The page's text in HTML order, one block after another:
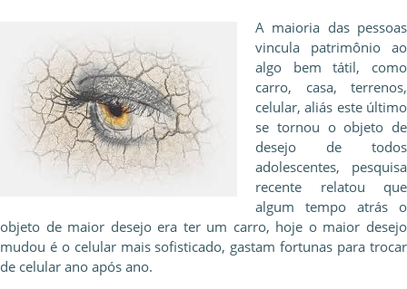
A maioria das pessoas
vincula patrimônio ao
algo bem tátil, como
carro, casa, terrenos,
celular, aliás este último
se tornou o objeto de
desejo de todos
adolescentes, pesquisa
recente relatou que
algum tempo atrás o
objeto de maior desejo era ter um carro, hoje o maior desejo
mudou é o celular mais sofisticado, gastam fortunas para trocar
de celular ano após ano.